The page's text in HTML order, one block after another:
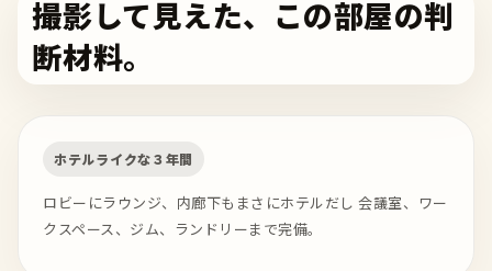
撮影して見えた、この部屋の判
断材料。
ホテルライクな３年間
ロビーにラウンジ、内廊下もまさにホテルだし 会議室、ワー
クスペース、ジム、ランドリーまで完備。